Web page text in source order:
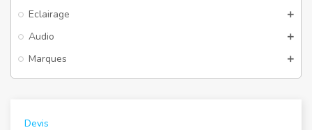
Eclairage
Audio
Marques
Devis